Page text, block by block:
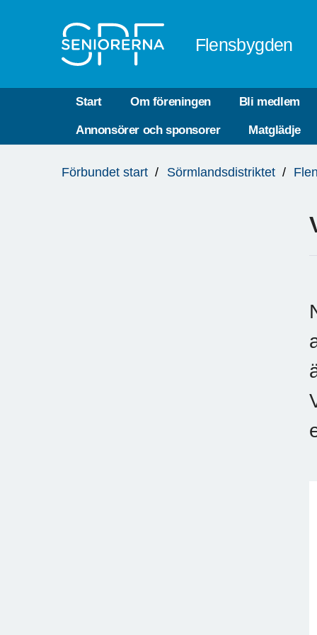
Flensbygden
Start Om föreningen Bli medlem
Annonsörer och sponsorer Matglädje
är
Förbundet start Sörmlandsdistriktet